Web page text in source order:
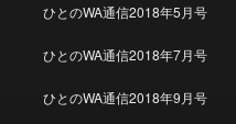
ひとのWA通信2018年5月号
ひとのWA通信2018年7月号
ひとのWA通信2018年9月号